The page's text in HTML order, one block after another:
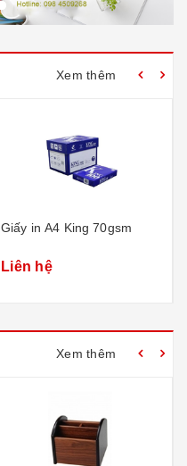
Xem thêm
Giấy in A4 King 70gsm
Liên hệ
Xem thêm